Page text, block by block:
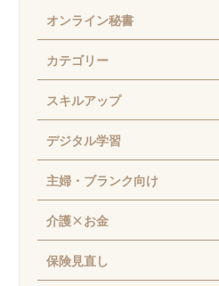
オンライン秘書
カテゴリー
スキルアップ
デジタル学習
主婦・ブランク向け
介護×お金
保険見直し